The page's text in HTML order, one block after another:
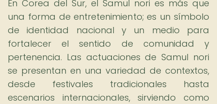
En Corea del Sur, el Samul nori es más que
una forma de entretenimiento; es un símbolo
de identidad nacional y un medio para
fortalecer el sentido de comunidad y
pertenencia. Las actuaciones de Samul nori
se presentan en una variedad de contextos,
desde festivales tradicionales hasta
escenarios internacionales, sirviendo como